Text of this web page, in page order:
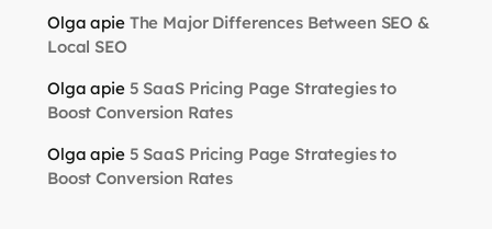
Olga apie The Major Differences Between SEO &
Local SEO
Olga apie 5 SaaS Pricing Page Strategies to
Boost Conversion Rates
Olga apie 5 SaaS Pricing Page Strategies to
Boost Conversion Rates